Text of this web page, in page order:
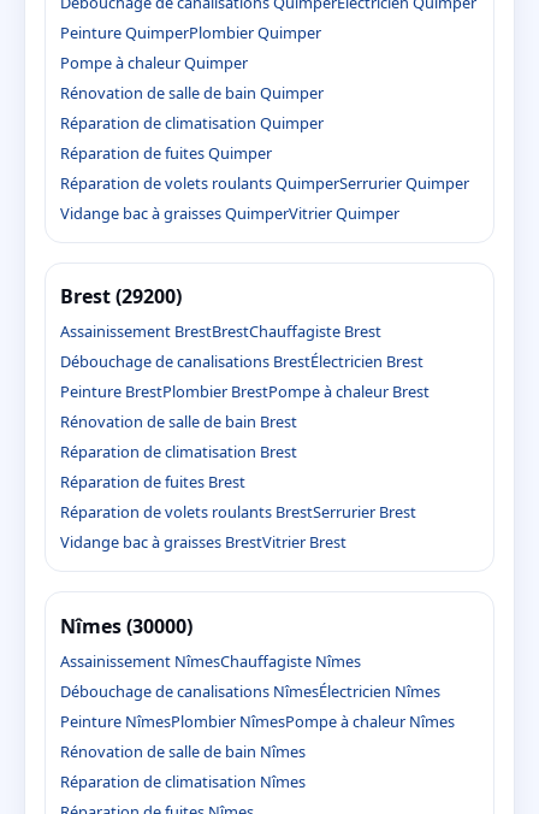
Peinture QuimperPlombier Quimper
Pompe à chaleur Quimper
Rénovation de salle de bain Quimper
Réparation de climatisation Quimper
Réparation de fuites Quimper
Réparation de volets roulants QuimperSerrurier Quimper
Vidange bac à graisses QuimperVitrier Quimper
Brest (29200)
Assainissement BrestBrestChauffagiste Brest
Débouchage de canalisations BrestÉlectricien Brest
Peinture BrestPlombier BrestPompe à chaleur Brest
Rénovation de salle de bain Brest
Réparation de climatisation Brest
Réparation de fuites Brest
Réparation de volets roulants BrestSerrurier Brest
Vidange bac à graisses BrestVitrier Brest
Nîmes (30000)
Assainissement NîmesChauffagiste Nîmes
Débouchage de canalisations NîmesÉlectricien Nîmes
Peinture NîmesPlombier NîmesPompe à chaleur Nîmes
Rénovation de salle de bain Nîmes
Réparation de climatisation Nîmes